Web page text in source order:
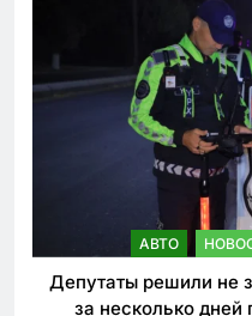
АВТО
Депутаты решили не
за несколько дней